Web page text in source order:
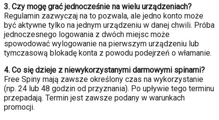
3. Czy mogę grać jednocześnie na wielu urządzeniach?
Regulamin zazwyczaj na to pozwala, ale jedno konto może
być aktywne tylko na jednym urządzeniu w danej chwili. Próba
jednoczesnego logowania z dwóch miejsc może
spowodować wylogowanie na pierwszym urządzeniu lub
tymczasową blokadę konta z powodu podejrzeń o włamanie.
4. Co się dzieje z niewykorzystanymi darmowymi spinami?
Free Spiny mają zawsze określony czas na wykorzystanie
(np. 24 lub 48 godzin od przyznania). Po upływie tego terminu
przepadają. Termin jest zawsze podany w warunkach
promocji.